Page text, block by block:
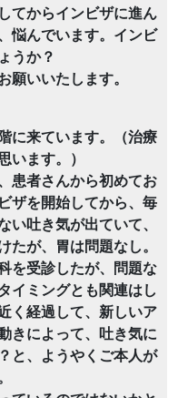
てからインビザに進ん
悩んでいます。インビ
うか？
願いいたします。
に来ています。（治療
います。）
患者さんから初めてお
ザを開始してから、毎
い吐き気が出ていて、
たが、胃は問題なし。
を受診したが、問題な
イミングとも関連はし
く経過して、新しいア
きによって、吐き気に
と、ようやくご本人が